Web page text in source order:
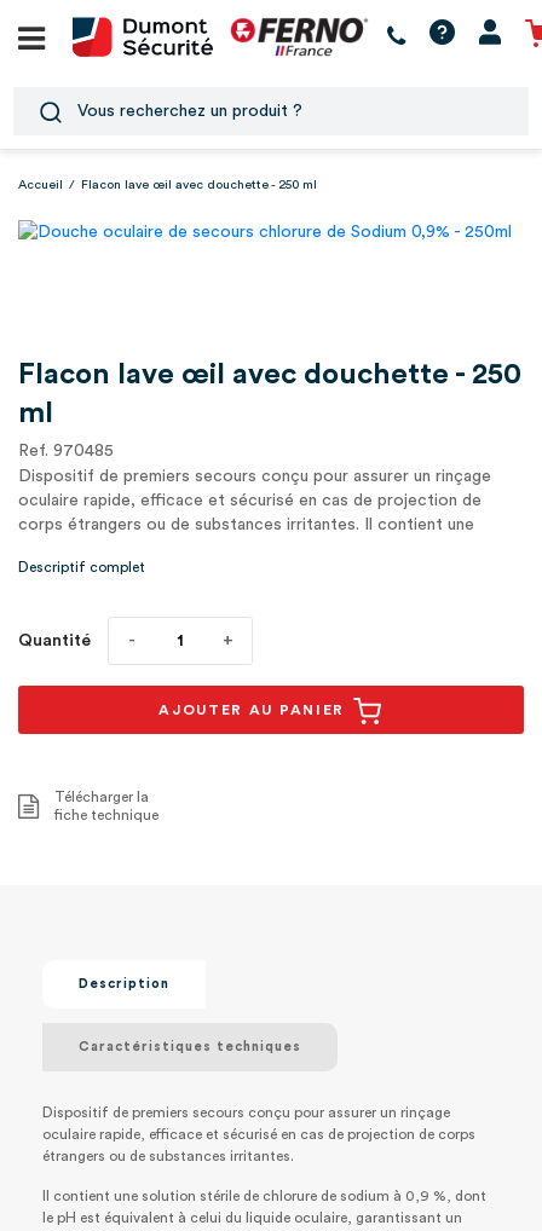
Accueil / Flacon lave œil avec douchette - 250 ml
Flacon lave œil avec douchette - 250
ml
Ref. 970485
Dispositif de premiers secours conçu pour assurer un rinçage
oculaire rapide, efficace et sécurisé en cas de projection de
corps étrangers ou de substances irritantes. Il contient une
Descriptif complet
Quantité
AJOUTER AU PANIER
Télécharger la
fiche technique
Description
Caractéristiques techniques
Dispositif de premiers secours conçu pour assurer un rinçage
oculaire rapide, efficace et sécurisé en cas de projection de corps
étrangers ou de substances irritantes.
Il contient une solution stérile de chlorure de sodium à 0,9 %, dont
le pH est équivalent à celui du liquide oculaire, garantissant un